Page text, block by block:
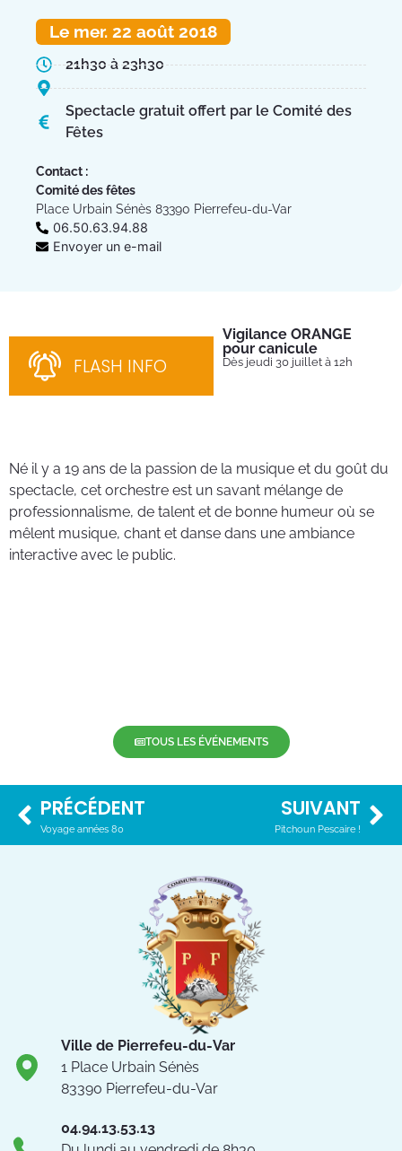
Le mer. 22 août 2018
21h30 à 23h30
Spectacle gratuit offert par le Comité des
Fêtes
Contact :
Comité des fêtes
Place Urbain Sénès 83390 Pierrefeu-du-Var
06.50.63.94.88
Envoyer un e-mail
FLASH INFO
Vigilance ORANGE
pour canicule
Dès jeudi 30 juillet à 12h
Né il y a 19 ans de la passion de la musique et du goût du
spectacle, cet orchestre est un savant mélange de
professionnalisme, de talent et de bonne humeur où se
mêlent musique, chant et danse dans une ambiance
interactive avec le public.
TOUS LES ÉVÉNEMENTS
PRÉCÉDENT
Voyage années 80
SUIVANT
Pitchoun Pescaire !
Ville de Pierrefeu-du-Var
1 Place Urbain Sénès
83390 Pierrefeu-du-Var
04.94.13.53.13